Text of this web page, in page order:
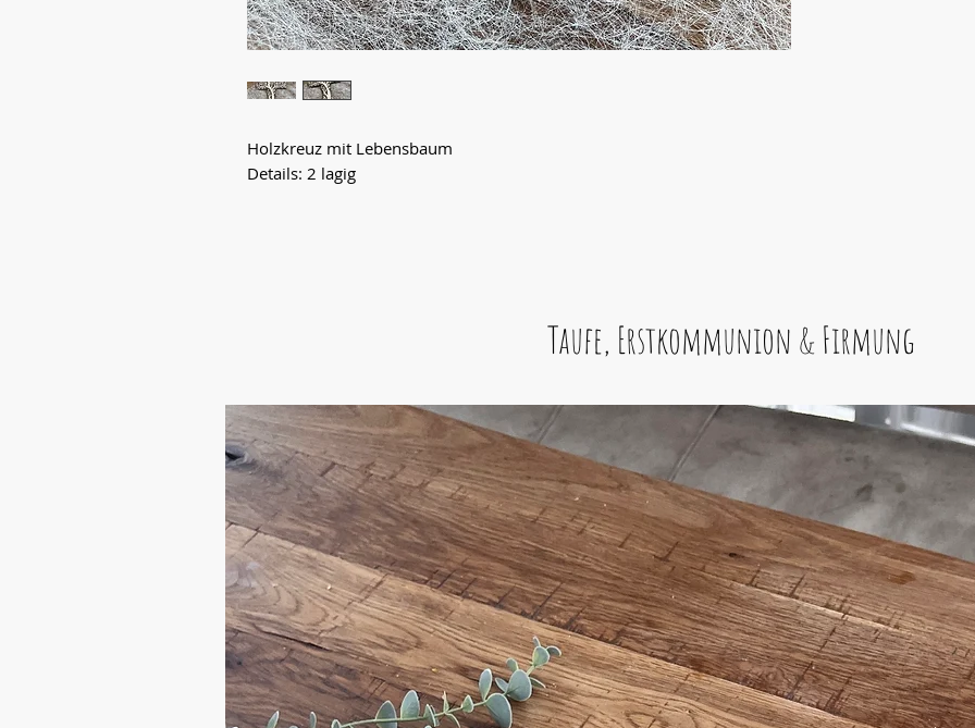
Holzkreuz mit Lebensbaum
Details: 2 lagig
Taufe, Erstkommunion & Firmung